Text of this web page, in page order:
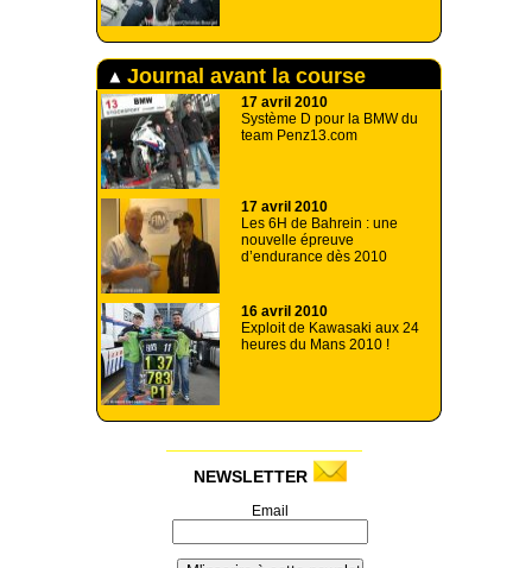
Journal avant la course
17 avril 2010
Système D pour la BMW du
team Penz13.com
17 avril 2010
Les 6H de Bahrein : une
nouvelle épreuve
d’endurance dès 2010
16 avril 2010
Exploit de Kawasaki aux 24
heures du Mans 2010 !
NEWSLETTER
Email